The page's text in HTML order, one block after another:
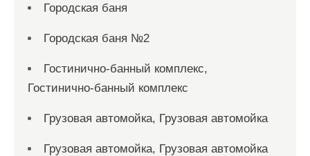
Городская баня
Городская баня №2
Гостинично-банный комплекс,
Гостинично-банный комплекс
Грузовая автомойка, Грузовая автомойка
Грузовая автомойка, Грузовая автомойка